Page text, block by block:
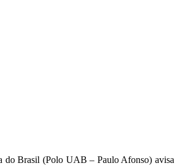
do Brasil (Polo UAB – Paulo Afonso) avisa